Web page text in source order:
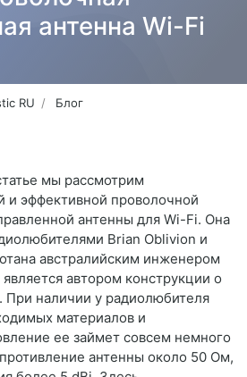
антенна Wi-Fi
RU Блог
мы рассмотрим
и эффективной проволочной
антенны для Wi-Fi. Она
Brian Oblivion и
австралийским инженером
автором конструкции о
При наличии у радиолюбителя
материалов и
ее займет совсем немного
антенны около 50 Ом,